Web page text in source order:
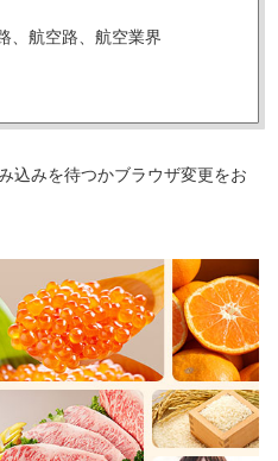
、航空路、航空業界
込みを待つかブラウザ変更をお